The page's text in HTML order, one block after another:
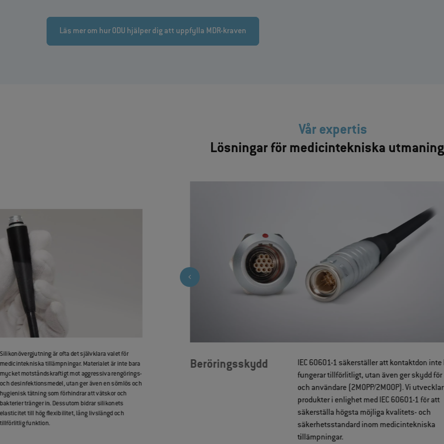
Läs mer om hur ODU hjälper dig att uppfylla MDR-kraven
Vår expertis
Lösningar för medicintekniska
är ofta det självklara valet för
tillämpningar. Materialet är inte bara
motståndskraftigt mot aggressiva rengörings-
desinfektionsmedel, utan ger även en sömlös och
tätning som förhindrar att vätskor och
tränger in. Dessutom bidrar silikonets
till hög flexibilitet, lång livslängd och
funktion.
Beröringsskydd
IEC 60601-1 säkerställer att kontaktdon inte
fungerar tillförlitligt, utan även ger skydd
och användare (2MOPP/2MOOP). Vi
produkter i enlighet med IEC 60601-1 för att
säkerställa högsta möjliga kvalitets- och
säkerhetsstandard inom medicintekniska
tillämpningar.